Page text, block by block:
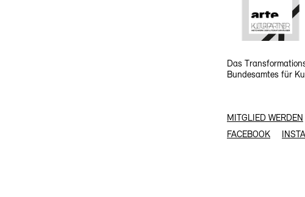
Das
Bundesamtes für
MITGLIED WERDEN
FACEBOOK